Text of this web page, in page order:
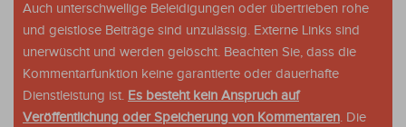
Auch unterschwellige Beleidigungen oder übertrieben rohe
und geistlose Beiträge sind unzulässig. Externe Links sind
unerwüscht und werden gelöscht. Beachten Sie, dass die
Kommentarfunktion keine garantierte oder dauerhafte
Dienstleistung ist. Es besteht kein Anspruch auf
Veröffentlichung oder Speicherung von Kommentaren. Die